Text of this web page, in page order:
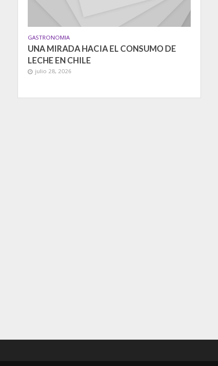
GASTRONOMIA
UNA MIRADA HACIA EL CONSUMO DE
LECHE EN CHILE
julio 28, 2026